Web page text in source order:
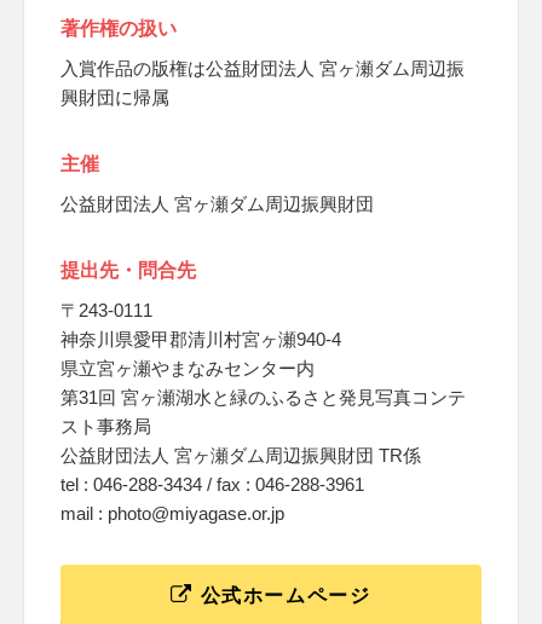
著作権の扱い
入賞作品の版権は公益財団法人 宮ヶ瀬ダム周辺振
興財団に帰属
主催
公益財団法人 宮ヶ瀬ダム周辺振興財団
提出先・問合先
〒243-0111
神奈川県愛甲郡清川村宮ヶ瀬940-4
県立宮ヶ瀬やまなみセンター内
第31回 宮ヶ瀬湖水と緑のふるさと発見写真コンテ
スト事務局
公益財団法人 宮ヶ瀬ダム周辺振興財団 TR係
tel : 046-288-3434 / fax : 046-288-3961
mail : photo@miyagase.or.jp
公式ホームページ